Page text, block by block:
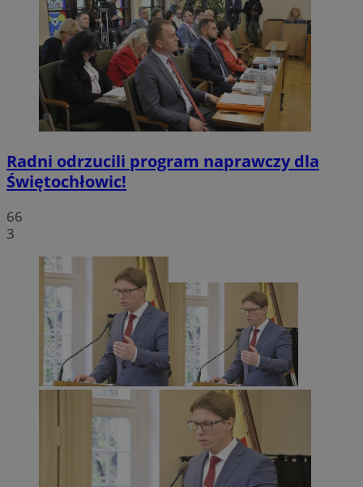
Radni odrzucili program naprawczy dla
Świętochłowic!
66
3